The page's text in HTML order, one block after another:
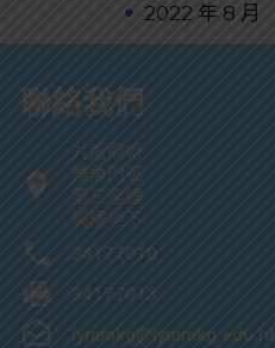
2022 年 8 月
聯絡我們
九龍觀塘
鯉魚門邨
第三座鯉
興樓地下
34177010
34177013
lymmkg@lymmkg.edu.hk